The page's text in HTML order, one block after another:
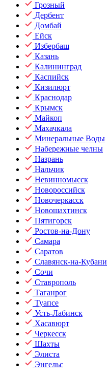
Грозный
Дербент
Домбай
Ейск
Избербаш
Казань
Калининград
Каспийск
Кизилюрт
Краснодар
Крымск
Майкоп
Махачкала
Минеральные Воды
Набережные челны
Назрань
Нальчик
Невинномысск
Новороссийск
Новочеркасск
Новошахтинск
Пятигорск
Ростов-на-Дону
Самара
Саратов
Славянск-на-Кубани
Сочи
Ставрополь
Таганрог
Туапсе
Усть-Лабинск
Хасавюрт
Черкесск
Шахты
Элиста
Энгельс